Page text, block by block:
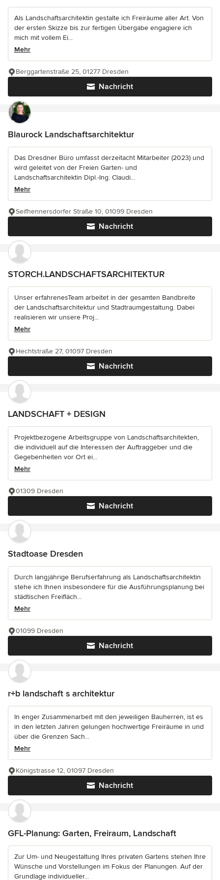
Als Landschaftsarchitektin gestalte ich Freiräume aller Art. Von
der ersten Skizze bis zur fertigen Übergabe engagiere ich
mich mit vollem Ei...
Mehr
Nachricht
Berggartenstraße 25, 01277 Dresden
Blaurock Landschaftsarchitektur
Das Dresdner Büro umfasst derzeitacht Mitarbeiter (2023) und
wird geleitet von der Freien Garten- und
Landschaftsarchitektin Dipl.-Ing. Claudi...
Mehr
Nachricht
Seifhennersdorfer Straße 10, 01099 Dresden
STORCH.LANDSCHAFTSARCHITEKTUR
Unser erfahrenesTeam arbeitet in der gesamten Bandbreite
der Landschaftsarchitektur und Stadtraumgestaltung. Dabei
realisieren wir unsere Proj...
Mehr
Nachricht
Hechtstraße 27, 01097 Dresden
LANDSCHAFT + DESIGN
Projektbezogene Arbeitsgruppe von Landschaftsarchitekten,
die individuell auf die Interessen der Auftraggeber und die
Gegebenheiten vor Ort ei...
Mehr
Nachricht
01309 Dresden
Stadtoase Dresden
Durch langjährige Berufserfahrung als Landschaftsarchitektin
stehe ich Ihnen insbesondere für die Ausführungsplanung bei
städtischen Freifläch...
Mehr
Nachricht
01099 Dresden
r+b landschaft s architektur
In enger Zusammenarbeit mit den jeweiligen Bauherren, ist es
in den letzten Jahren gelungen hochwertige Freiräume in und
über die Grenzen Sach...
Mehr
Nachricht
Königstrasse 12, 01097 Dresden
GFL-Planung: Garten, Freiraum, Landschaft
Zur Um- und Neugestaltung Ihres privaten Gartens stehen Ihre
Wünsche und Vorstellungen im Fokus der Planungen. Auf der
Grundlage individueller...